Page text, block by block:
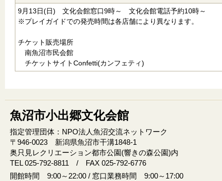
9月13日(日) 文化会館窓口9時～ 文化会館電話予約10時～
※プレイガイドでの発売時間は各店舗により異なります。
チケット販売場所
南魚沼市民会館
チケットサイトConfetti(カンフェティ)
魚沼市小出郷文化会館
指定管理団体：NPO法人魚沼交流ネットワーク
〒946‐0023 新潟県魚沼市干溝1848‐1
奥只見レクリエーション都市公園(響きの森公園)内
TEL 025-792-8811 / FAX 025-792-6776
開館時間 9:00～22:00 / 窓口業務時間 9:00～17:00